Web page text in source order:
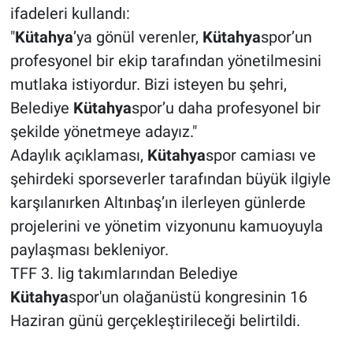
ifadeleri kullandı:
"Kütahya’ya gönül verenler, Kütahyaspor’un
profesyonel bir ekip tarafından yönetilmesini
mutlaka istiyordur. Bizi isteyen bu şehri,
Belediye Kütahyaspor’u daha profesyonel bir
şekilde yönetmeye adayız."
Adaylık açıklaması, Kütahyaspor camiası ve
şehirdeki sporseverler tarafından büyük ilgiyle
karşılanırken Altınbaş’ın ilerleyen günlerde
projelerini ve yönetim vizyonunu kamuoyuyla
paylaşması bekleniyor.
TFF 3. lig takımlarından Belediye
Kütahyaspor'un olağanüstü kongresinin 16
Haziran günü gerçekleştirileceği belirtildi.